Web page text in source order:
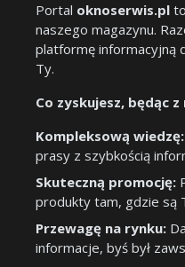
Portal oknoserwis.pl
naszego magazynu.
platformę informacyjną
Ty.
Co zyskujesz, będąc z
Kompleksową wiedzę:
prasy z szybkością
Skuteczną promocję:
produkty tam, gdzie są
Przewagę na rynku:
informacje, byś był